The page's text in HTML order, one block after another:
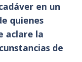
en un
quienes
aclare la
de